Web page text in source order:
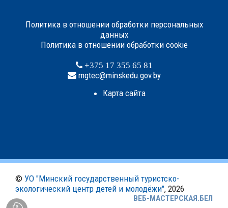
Политика в отношении обработки персональных
данных
Политика в отношении обработки cookie
+375 17 355 65 81
mgtec@minskedu.gov.by
Карта сайта
© УО "Минский государственный туристско-
экологический центр детей и молодёжи", 2026
ВЕБ-МАСТЕРСКАЯ.БЕЛ